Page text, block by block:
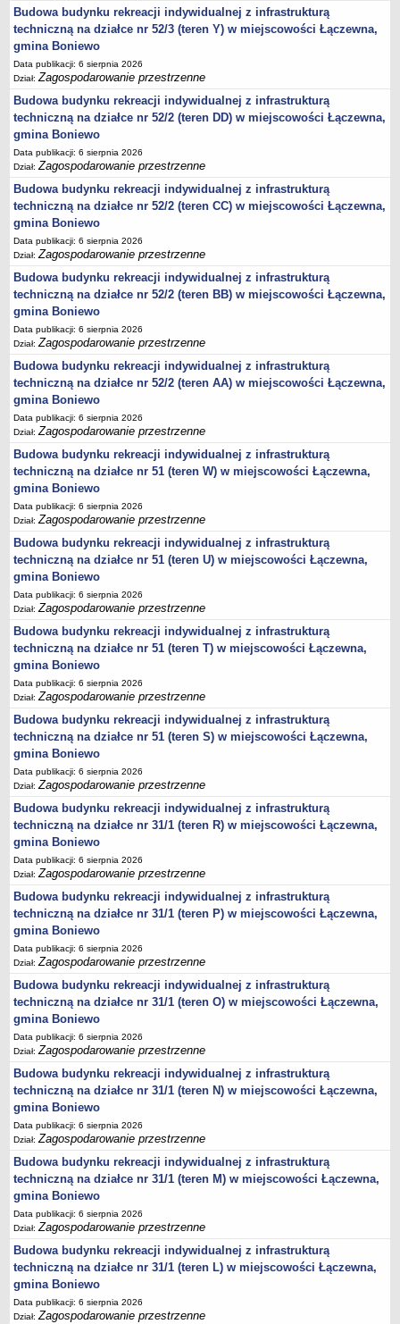
ocena jakości wody
WŁADZE I STRUKTURA
Rada gminy
Urząd gminy
Wójt
Jednostki organizacyjne
jednostki pomocnicze /sołectwa Gminy Boniewo/
Gminne Instytucje Kultury
Nabór pracowników na stanowiska pracy
Deklaracja dostępności strony internetowej Urzędu Gminy Boniewo
RODO
REJESTRY
Rejestry i ewidencje
Rejestr działalności regulowanej
Ewidencja udzielonych i cofniętych zezwoleń na prowadzenie
Zbiorowego Zaopatrzenia w Wodę i Zbiorowego Odprowadzania
Ścieków
Rejestr Instytucji Kultury
Zestawienie przedsiębiorców w zakresie opróżniania zbiorników
bezodpływowych lub osadników
AKTUALNOŚCI GMINY BONIEWO
FINANSE GMINY
Majątek gminy
Budżet
sprawozdania z wykonania budżetu
Plan postępowań na 2026 rok
Plan postępowań o udzielenie zamówień na rok 2025
Plan postępowań na rok 2024
Plan postępowań o udzielenie zamówień na rok 2023
Plan postępowań o udzielenie zamówień na rok 2022
Plan postępowań w 2021 roku
Plan postępowań o udzielenie zamówień w 2020 roku
Plan postępowań o udzielenie zamówień na 2019
Plan postępowań o udzielenie zamówień w 2018 roku
Plan postępowań o udzielenie zamówień w 2017 roku
Dług publiczny, Pomoc publiczna
Realizacja inwestycji
przetargi
elektronizacja zamówień publicznych
zamówienia do 170 000 PLN
PRAWO LOKALNE
Statut
Uchwały
Projekty uchwał
Zarządzenia
Protokoły
Opłaty i podatki
Zagospodarowanie przestrzenne
Obwieszczenia,Zawiadomienia, sprawozdania ochrony środowiska
Decyzje o środowiskowych uwarunkowaniach
REWITALIZACJA GMINY BONIEWO
PPWOW
Aktualności
Podręcznik PPWOW
Plan działania
Strategia Rozwiązywania Problemów Społecznych
Lista osób kluczowych
Lista aktywności społecznych
Budowa budynku rekreacji indywidualnej z infrastrukturą
techniczną na działce nr 52/3 (teren Y) w miejscowości Łączewna,
gmina Boniewo
Data publikacji: 6 sierpnia 2026
Dział:Zagospodarowanie przestrzenne
Budowa budynku rekreacji indywidualnej z infrastrukturą
techniczną na działce nr 52/2 (teren DD) w miejscowości Łączewna,
gmina Boniewo
Data publikacji: 6 sierpnia 2026
Dział:Zagospodarowanie przestrzenne
Budowa budynku rekreacji indywidualnej z infrastrukturą
techniczną na działce nr 52/2 (teren CC) w miejscowości Łączewna,
gmina Boniewo
Data publikacji: 6 sierpnia 2026
Dział:Zagospodarowanie przestrzenne
Budowa budynku rekreacji indywidualnej z infrastrukturą
techniczną na działce nr 52/2 (teren BB) w miejscowości Łączewna,
gmina Boniewo
Data publikacji: 6 sierpnia 2026
Dział:Zagospodarowanie przestrzenne
Budowa budynku rekreacji indywidualnej z infrastrukturą
techniczną na działce nr 52/2 (teren AA) w miejscowości Łączewna,
gmina Boniewo
Data publikacji: 6 sierpnia 2026
Dział:Zagospodarowanie przestrzenne
Budowa budynku rekreacji indywidualnej z infrastrukturą
techniczną na działce nr 51 (teren W) w miejscowości Łączewna,
gmina Boniewo
Data publikacji: 6 sierpnia 2026
Dział:Zagospodarowanie przestrzenne
Budowa budynku rekreacji indywidualnej z infrastrukturą
techniczną na działce nr 51 (teren U) w miejscowości Łączewna,
gmina Boniewo
Data publikacji: 6 sierpnia 2026
Dział:Zagospodarowanie przestrzenne
Budowa budynku rekreacji indywidualnej z infrastrukturą
techniczną na działce nr 51 (teren T) w miejscowości Łączewna,
gmina Boniewo
Data publikacji: 6 sierpnia 2026
Dział:Zagospodarowanie przestrzenne
Budowa budynku rekreacji indywidualnej z infrastrukturą
techniczną na działce nr 51 (teren S) w miejscowości Łączewna,
gmina Boniewo
Data publikacji: 6 sierpnia 2026
Dział:Zagospodarowanie przestrzenne
Budowa budynku rekreacji indywidualnej z infrastrukturą
techniczną na działce nr 31/1 (teren R) w miejscowości Łączewna,
gmina Boniewo
Data publikacji: 6 sierpnia 2026
Dział:Zagospodarowanie przestrzenne
Budowa budynku rekreacji indywidualnej z infrastrukturą
techniczną na działce nr 31/1 (teren P) w miejscowości Łączewna,
gmina Boniewo
Data publikacji: 6 sierpnia 2026
Dział:Zagospodarowanie przestrzenne
Budowa budynku rekreacji indywidualnej z infrastrukturą
techniczną na działce nr 31/1 (teren O) w miejscowości Łączewna,
gmina Boniewo
Data publikacji: 6 sierpnia 2026
Dział:Zagospodarowanie przestrzenne
Budowa budynku rekreacji indywidualnej z infrastrukturą
techniczną na działce nr 31/1 (teren N) w miejscowości Łączewna,
gmina Boniewo
Data publikacji: 6 sierpnia 2026
Dział:Zagospodarowanie przestrzenne
Budowa budynku rekreacji indywidualnej z infrastrukturą
techniczną na działce nr 31/1 (teren M) w miejscowości Łączewna,
gmina Boniewo
Data publikacji: 6 sierpnia 2026
Dział:Zagospodarowanie przestrzenne
Budowa budynku rekreacji indywidualnej z infrastrukturą
techniczną na działce nr 31/1 (teren L) w miejscowości Łączewna,
gmina Boniewo
Data publikacji: 6 sierpnia 2026
Dział:Zagospodarowanie przestrzenne